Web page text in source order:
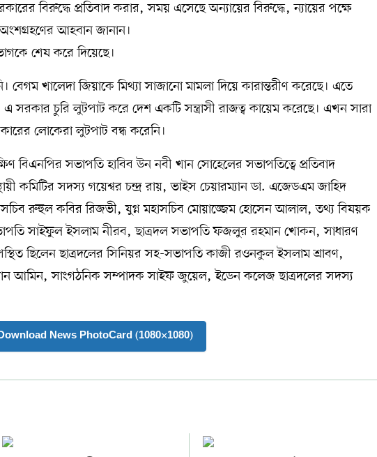
বিরুদ্ধে প্রতিবাদ করার, সময় এসেছে অন্যায়ের বিরুদ্ধে, ন্যায়ের পক্ষে
আহবান জানান।
শেষ করে দিয়েছে।
বেগম খালেদা জিয়াকে মিথ্যা সাজানো মামলা দিয়ে কারান্তরীণ করেছে। এতে
সরকার চুরি লুটপাট করে দেশ একটি সন্ত্রাসী রাজত্ব কায়েম করেছে। এখন সারা
লোকেরা লুটপাট বন্ধ করেনি।
বিএনপির সভাপতি হাবিব উন নবী খান সোহেলের সভাপতিত্বে প্রতিবাদ
কমিটির সদস্য গয়েশ্বর চন্দ্র রায়, ভাইস চেয়ারম্যান ডা. এজেডএম জাহিদ
রুহুল কবির রিজভী, যুগ্ন মহাসচিব মোয়াজ্জেম হোসেন আলাল, তথ্য বিষয়ক
সাইফুল ইসলাম নীরব, ছাত্রদল সভাপতি ফজলুর রহমান খোকন, সাধারণ
ছিলেন ছাত্রদলের সিনিয়র সহ-সভাপতি কাজী রওনকুল ইসলাম শ্রাবণ,
আমিন, সাংগঠনিক সম্পাদক সাইফ জুয়েল, ইডেন কলেজ ছাত্রদলের সদস্য
News PhotoCard (1080×1080)